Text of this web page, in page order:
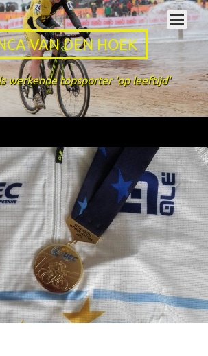
VAN DEN HOEK
werkende topsporter 'op leeftijd'